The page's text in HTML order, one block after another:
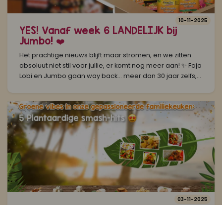
YES! Vanaf week 6 LANDELIJK bij
Jumbo! ❤️
Het prachtige nieuws blijft maar stromen, en we zitten
absoluut niet stil voor jullie, er komt nog meer aan! ✨ Faja
Lobi en Jumbo gaan way back… meer dan 30 jaar zelfs,...
10-11-2025
03-11-2025